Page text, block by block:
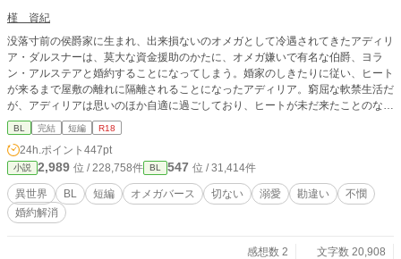
槿 資紀
没落寸前の侯爵家に生まれ、出来損ないのオメガとして冷遇されてきたアディリ
ア・ダルスナーは、莫大な資金援助のかたに、オメガ嫌いで有名な伯爵、ヨラ
ン・アルステアと婚約することになってしまう。婚家のしきたりに従い、ヒート
が来るまで屋敷の離れに隔離されることになったアディリア。窮屈な軟禁生活だ
が、アディリアは思いのほか自適に過ごしており、ヒートが未だ来たことのない
欠陥オメガであることがバレるまでの束の間の安息を楽しんでいた。しかし、そ
んな彼のもとに、訪ねてくるはずのない婚約者が訪ねてきて――――。
BL 完結 短編 R18
24h.ポイント 447pt
小説 2,989 位 / 228,758件 BL 547 位 / 31,414件
異世界 BL 短編 オメガバース 切ない 溺愛 勘違い
不憫
婚約解消
感想数 2
文字数 20,908